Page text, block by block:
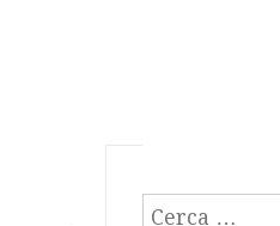
Ricerca